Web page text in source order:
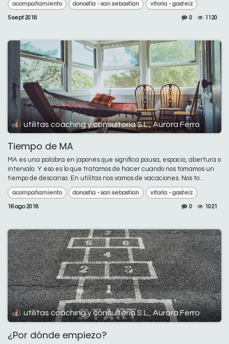
acompañamiento donostia - san sebastian vitoria - gasteiz
5 sept 2018 0 1120
utilitas coaching y consultoría S.L., Aurora Ferro
Tiempo de MA
MA es una palabra en japonés que significa pausa, espacio, abertura o
intervalo. Y eso es lo que tratamos de hacer cuando nos tomamos un
tiempo de descanso. En utilitas nos vamos de vacaciones. Nos to...
acompañamiento donostia - san sebastian vitoria - gasteiz
16 ago 2018 0 1021
utilitas coaching y consultoría S.L., Aurora Ferro
¿Por dónde empiezo?